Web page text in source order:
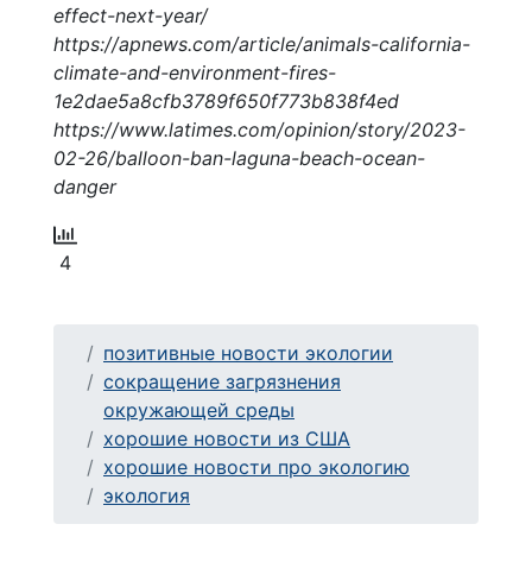
effect-next-year/
https://apnews.com/article/animals-california-
climate-and-environment-fires-
1e2dae5a8cfb3789f650f773b838f4ed
https://www.latimes.com/opinion/story/2023-
02-26/balloon-ban-laguna-beach-ocean-
danger
4
позитивные новости экологии
сокращение загрязнения
окружающей среды
хорошие новости из США
хорошие новости про экологию
экология